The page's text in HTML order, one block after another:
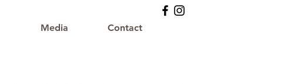
Media Contact